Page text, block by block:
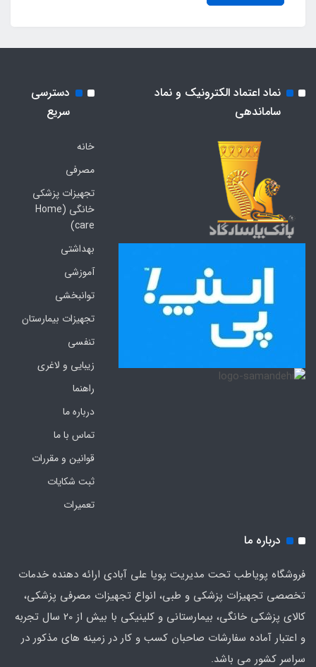
نماد اعتماد الکترونیک و نماد
ساماندهی
دسترسی
سریع
خانه
مصرفی
تجهیزات پزشکی
خانگی (Home
care)
بهداشتی
آموزشی
توانبخشی
تجهیزات بیمارستان
تنفسی
زیبایی و لاغری
راهنما
درباره ما
تماس با ما
قوانین و مقررات
ثبت شکایات
تعمیرات
درباره ما
فروشگاه پویاطب تحت مدیریت پویا علی آبادی ارائه دهنده خدمات
تخصصی تجهیزات پزشکی و طبی، انواع تجهیزات مصرفی پزشکی،
کالای پزشکی خانگی، بیمارستانی و کلینیکی با بیش از 20 سال تجربه
و اعتبار آماده سفارشات صاحبان کسب و کار در زمینه های مذکور در
سراسر کشور می باشد.